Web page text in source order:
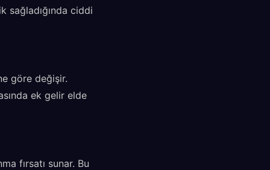
sağladığında ciddi
göre değişir.
ek gelir elde
fırsatı sunar. Bu